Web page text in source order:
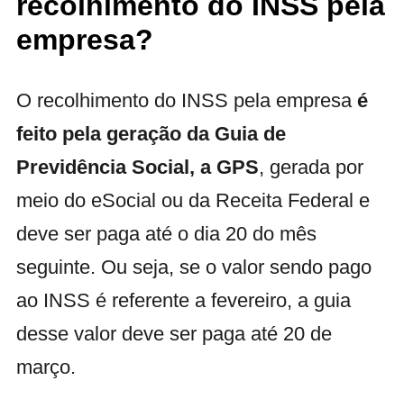
empresa?
O recolhimento do INSS pela empresa é
feito pela geração da Guia de
Previdência Social, a GPS, gerada por
meio do eSocial ou da Receita Federal e
deve ser paga até o dia 20 do mês
seguinte. Ou seja, se o valor sendo pago
ao INSS é referente a fevereiro, a guia
desse valor deve ser paga até 20 de
março.